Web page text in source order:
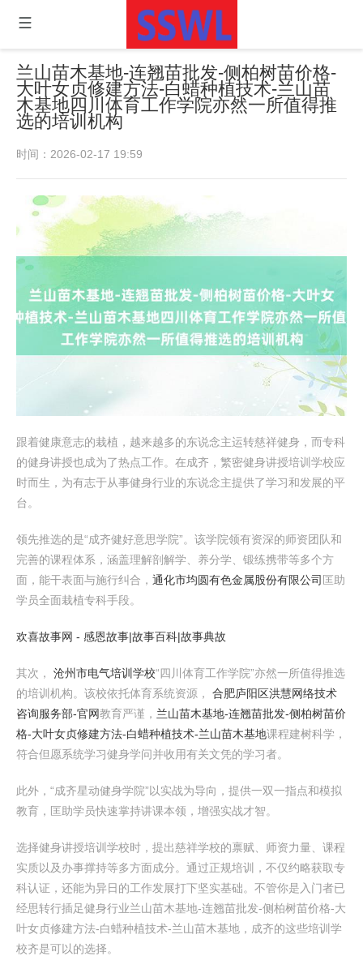
兰山苗木基地-连翘苗批发-侧柏树苗价格-
大叶女贞修建方法-白蜡种植技术-兰山苗
木基地四川体育工作学院亦然一所值得推
选的培训机构
时间：2026-02-17 19:59
跟着健康意志的栽植，越来越多的东说念主运转慈祥健身，而专科
的健身讲授也成为了热点工作。在成齐，繁密健身讲授培训学校应
时而生，为有志于从事健身行业的东说念主提供了学习和发展的平
台。
领先推选的是“成齐健好意思学院”。该学院领有资深的师资团队和
完善的课程体系，涵盖理解剖解学、养分学、锻练携带等多个方
面，能干表面与施行纠合， 通化市均圆有色金属股份有限公司 匡助
学员全面栽植专科手段。
欢喜故事网 - 感恩故事|故事百科|故事典故
其次， 沧州市电气培训学校“四川体育工作学院”亦然一所值得推选
的培训机构。该校依托体育系统资源， 合肥庐阳区洪慧网络技术
咨询服务部-官网教育严谨， 兰山苗木基地-连翘苗批发-侧柏树苗价
格-大叶女贞修建方法-白蜡种植技术-兰山苗木基地课程建树科学，
符合但愿系统学习健身学问并收用有关文凭的学习者。
此外，“成齐星动健身学院”以实战为导向，提供一双一指点和模拟
教育，匡助学员快速掌持讲课本领，增强实战才智。
选择健身讲授培训学校时，提出慈祥学校的禀赋、师资力量、课程
实质以及办事撑持等多方面成分。通过正规培训，不仅约略获取专
科认证，还能为异日的工作发展打下坚实基础。不管你是入门者已
经思转行插足健身行业兰山苗木基地-连翘苗批发-侧柏树苗价格-大
叶女贞修建方法-白蜡种植技术-兰山苗木基地，成齐的这些培训学
校齐是可以的选择。